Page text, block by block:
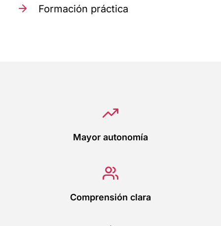
Formación práctica
Mayor autonomía
Comprensión clara